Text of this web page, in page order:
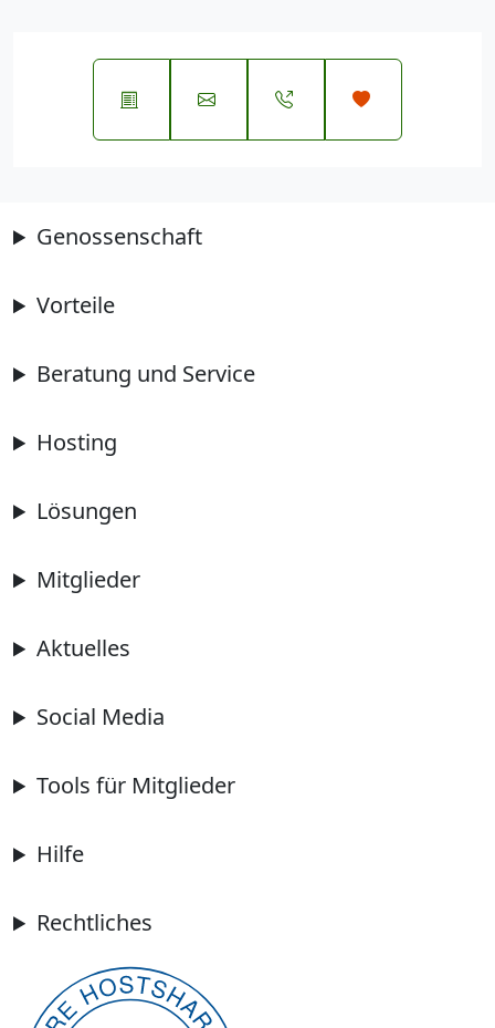
Genossenschaft
Vorteile
Beratung und Service
Hosting
Lösungen
Mitglieder
Aktuelles
Social Media
Tools für Mitglieder
Hilfe
Rechtliches